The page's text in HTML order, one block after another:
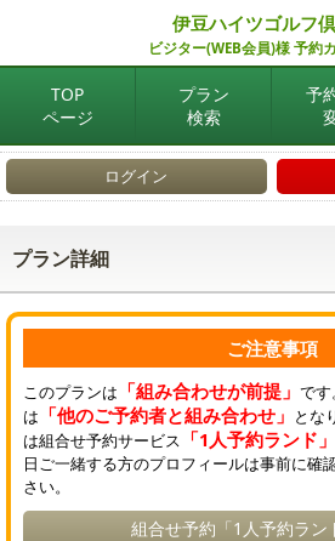
伊豆ハイツゴルフ
ビジター(WEB会員)様 予約
TOP
ページ
プラン
検索
予
ログイン
プラン詳細
ご注意事項
このプランは 「組み合わせが前提」 です。
は 「他のご予約者と組み合わせ」 とな
は組合せ予約サービス 「1人予約ランド
日ご一緒する方のプロフィールは事前に確
さい。
組合せ予約「1人予約ラン